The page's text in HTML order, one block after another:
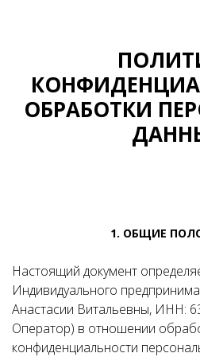
ОБРАБОТКИ
1. ОБЩИЕ
Настоящий документ
Индивидуального
Анастасии Витальевны, ИНН:
Оператор) в отношении
конфиденциальности